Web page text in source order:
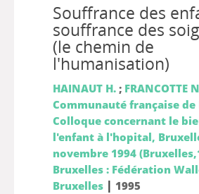
Souffrance des
souffrance des
(le chemin de
l'humanisation)
HAINAUT H.; FRANCOTTE
Communauté française de
Colloque concernant le
l'enfant à l'hopital,
novembre 1994
Bruxelles : Fédération
Bruxelles| 1995